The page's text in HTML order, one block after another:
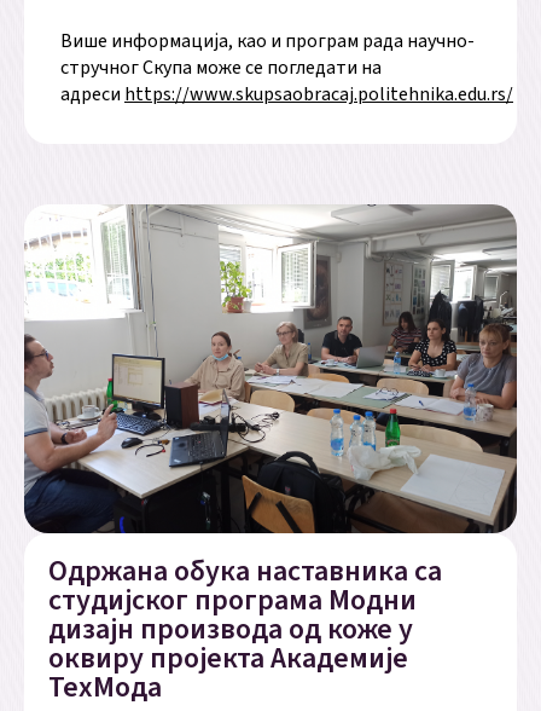
Више информација, као и програм рада научно-
стручног Скупа може се погледати на
адреси https://www.skupsaobracaj.politehnika.edu.rs/
Одржана обука наставника са
студијског програма Модни
дизајн производа од коже у
оквиру пројекта Академије
TeхМода